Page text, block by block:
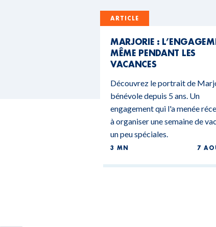
ARTICLE
MARJORIE :
MÊME PENDANT LES
VACANCES
Découvrez le portrait de
bénévole depuis 5 ans. Un
engagement qui l'a menée
à organiser une semaine de
un peu spéciales.
3 MN 7